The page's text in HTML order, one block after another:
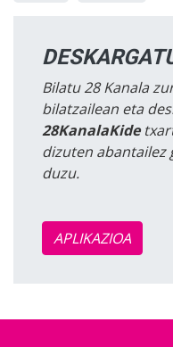
Bilatu 28 Kanala
bilatzailean eta
28KanalaKide
dizuten abantailez
duzu.
APLIKAZIOA